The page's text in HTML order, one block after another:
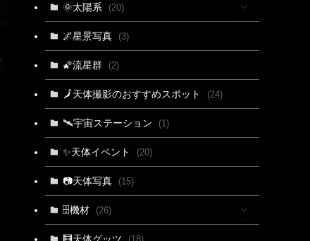
🌞太陽系 (20)
(15)
(3)
🌌星景写真 (3)
🌠流星群 (2)
🗾天体撮影のおすすめスポット (24)
🛰宇宙ステーション (1)
✨天体イベント (20)
📷天体写真 (15)
🗄機材 (26)
(2)
🧮天体グッツ (18)